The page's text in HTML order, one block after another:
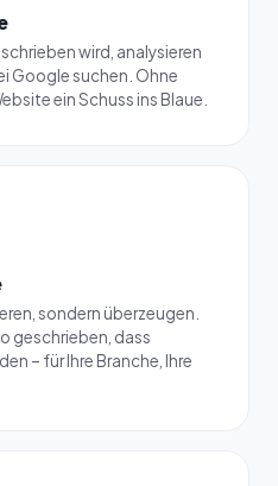
wird, analysieren
Google suchen. Ohne
ein Schuss ins Blaue.
sondern überzeugen.
geschrieben, dass
– für Ihre Branche, Ihre